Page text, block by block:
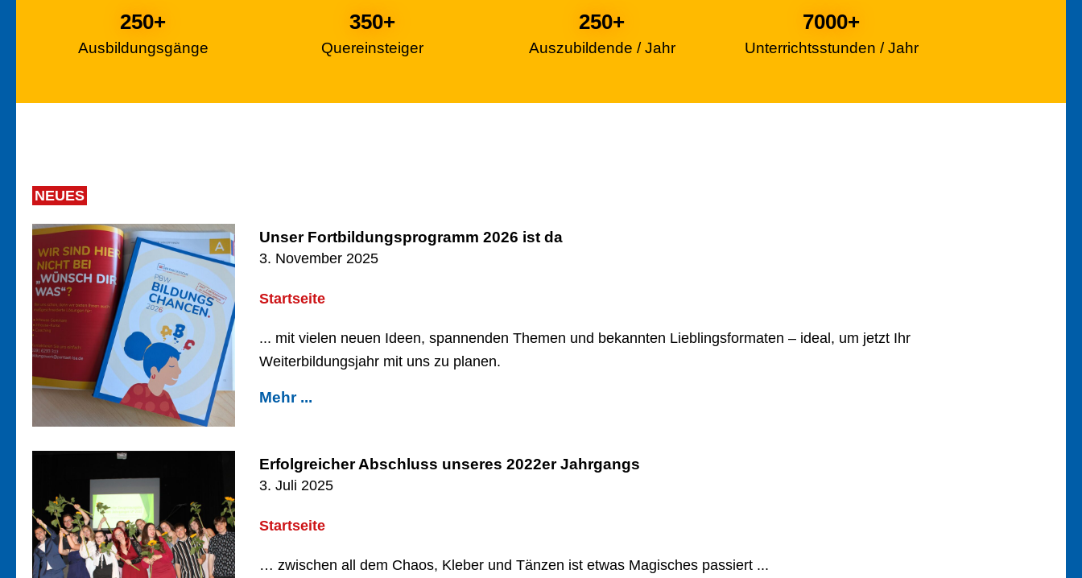
Ausbildungsgänge
250+
Quereinsteiger
350+
Auszubildende / Jahr
250+
Unterrichtsstunden / Jahr
7000+
NEUES
Unser Fortbildungsprogramm 2026 ist da
3. November 2025
Startseite
... mit vielen neuen Ideen, spannenden Themen und bekannten Lieblingsformaten – ideal, um jetzt Ihr
Weiterbildungsjahr mit uns zu planen.
Mehr ...
Erfolgreicher Abschluss unseres 2022er Jahrgangs
3. Juli 2025
Startseite
… zwischen all dem Chaos, Kleber und Tänzen ist etwas Magisches passiert ...